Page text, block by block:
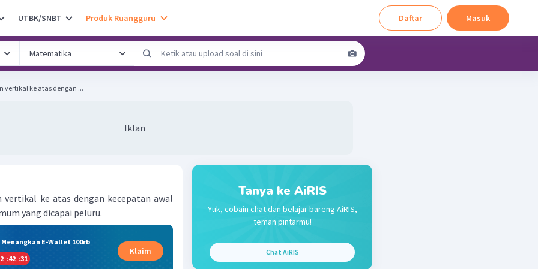
UTBK/SNBT Produk Ruangguru Daftar Masuk
vertikal ke atas dengan ...
Iklan
vertikal ke atas dengan kecepatan awal
yang dicapai peluru.
E-Wallet 100rb
:42 :30
Klaim
Tanya ke AiRIS
Yuk, cobain chat dan belajar bareng AiRIS,
teman pintarmu!
Chat AiRIS